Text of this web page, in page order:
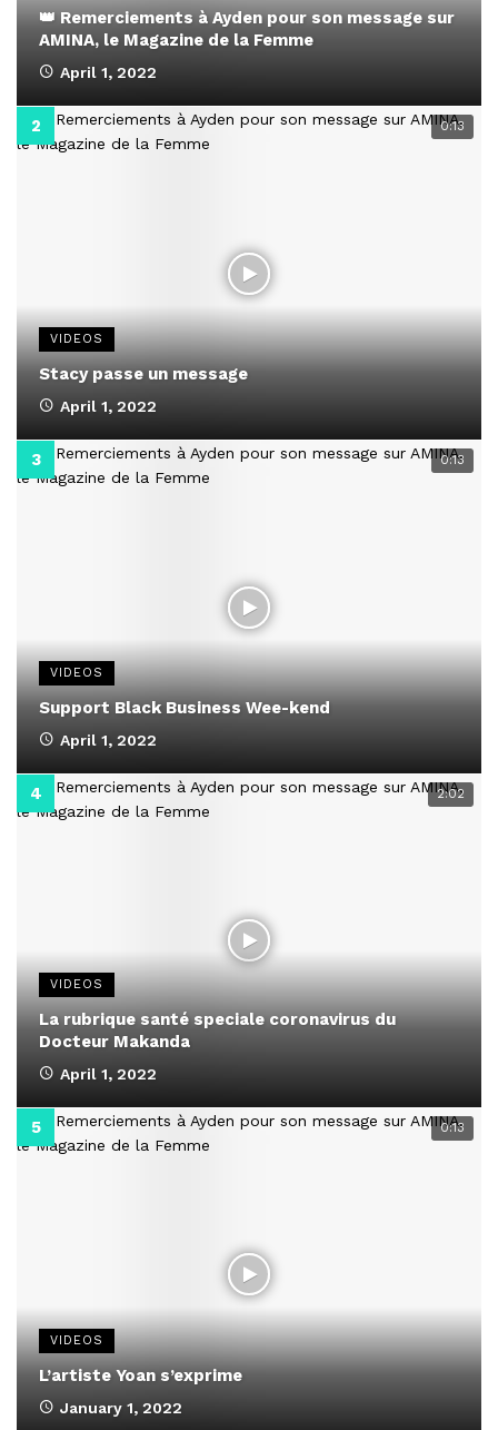
👑 Remerciements à Ayden pour son message sur
AMINA, le Magazine de la Femme
April 1, 2022
0:13
VIDEOS
Stacy passe un message
April 1, 2022
0:13
VIDEOS
Support Black Business Wee-kend
April 1, 2022
2:02
VIDEOS
La rubrique santé speciale coronavirus du
Docteur Makanda
April 1, 2022
0:13
VIDEOS
L’artiste Yoan s’exprime
January 1, 2022